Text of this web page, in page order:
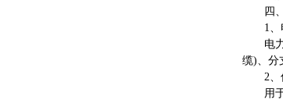
四、
1、
电力
缆)、分
2、
用于